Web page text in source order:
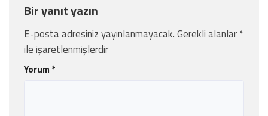
Bir yanıt yazın
E-posta adresiniz yayınlanmayacak.Gerekli alanlar*
ile işaretlenmişlerdir
Yorum *